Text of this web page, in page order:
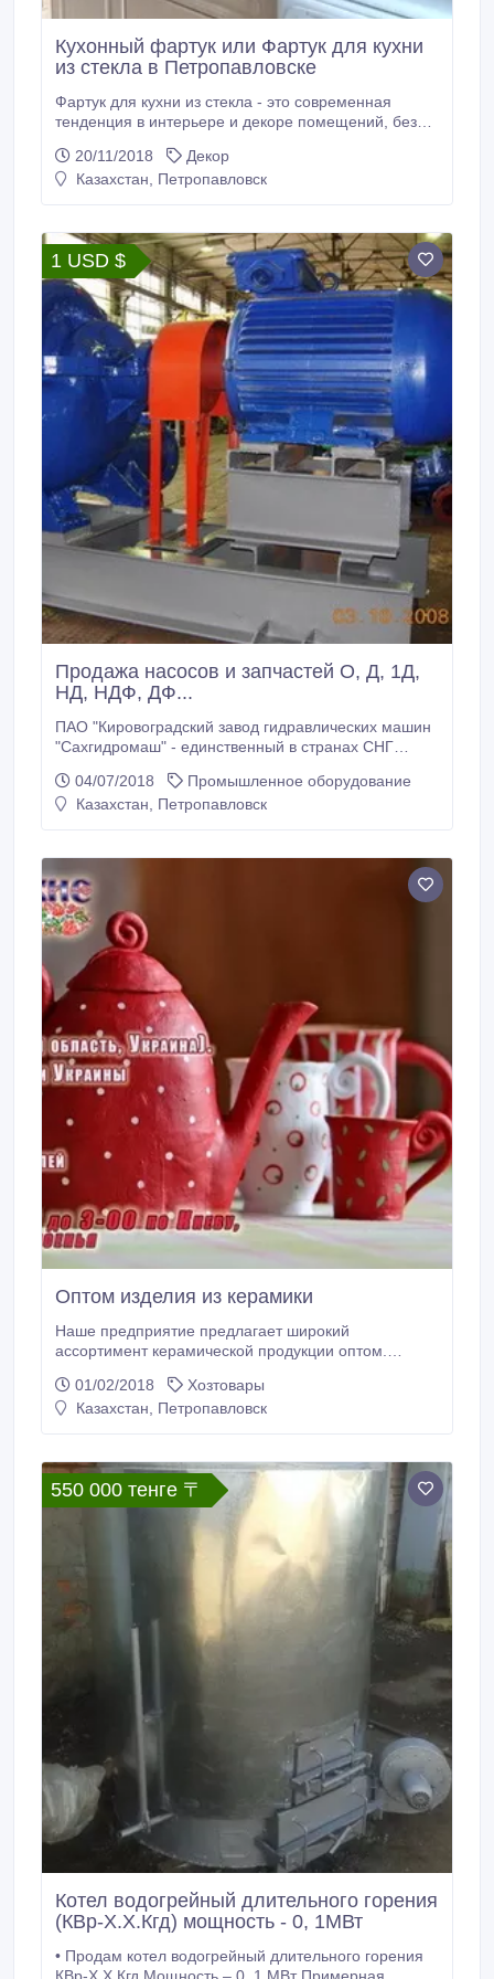
Кухонный фартук или Фартук для кухни
из стекла в Петропавловске
Фартук для кухни из стекла - это современная
тенденция в интерьере и декоре помещений, без
дом. Фартук из стекла можно выполнить в виде
одной большой панели или разделить на несколько
отличие от плитки, исключит проблемы с въевшейся
в затирку швов грязью.
20/11/2018
Декор
Казахстан, Петропавловск
1 USD $
Продажа насосов и запчастей О, Д, 1Д,
НД, НДФ, ДФ...
ПАО "Кировоградский завод гидравлических машин
"Сахгидромаш" - единственный в странах СНГ
сахарной промышленности; специальных насосов
водокольцевых, газовых, роторных для
04/07/2018
Промышленное оборудование
Казахстан, Петропавловск
Оптом изделия из керамики
Наше предприятие предлагает широкий
ассортимент керамической продукции оптом.
нашей работы. Организуем доставку в страны СНГ
и Европы. Больше продукции можно посмотреть на
01/02/2018
Хозтовары
Казахстан, Петропавловск
550 000 тенге 〒
Котел водогрейный длительного горения
(КВр-Х.Х.Кгд) мощность - 0, 1МВт
• Продам котел водогрейный длительного горения